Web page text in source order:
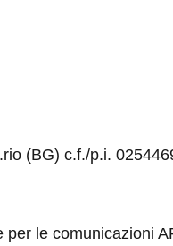
c.f./p.i. 02544690163
le comunicazioni